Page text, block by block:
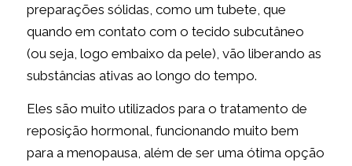
preparações sólidas, como um tubete, que
quando em contato com o tecido subcutâneo
(ou seja, logo embaixo da pele), vão liberando as
substâncias ativas ao longo do tempo.
Eles são muito utilizados para o tratamento de
reposição hormonal, funcionando muito bem
para a menopausa, além de ser uma ótima opção